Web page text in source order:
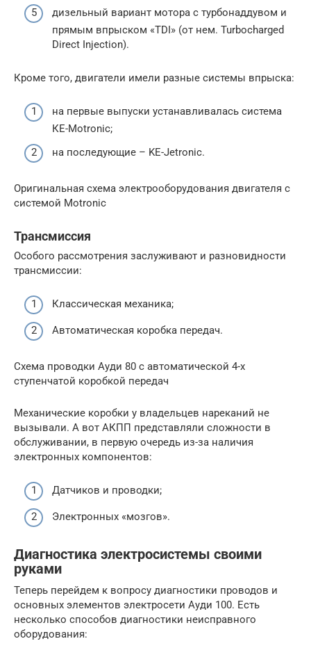
дизельный вариант мотора с турбонаддувом и
прямым впрыском «TDI» (от нем. Turbocharged
Direct Injection).
Кроме того, двигатели имели разные системы впрыска:
на первые выпуски устанавливалась система
КЕ-Motronic;
на последующие – KE-Jetronic.
Оригинальная схема электрооборудования двигателя с
системой Motronic
Трансмиссия
Особого рассмотрения заслуживают и разновидности
трансмиссии:
Классическая механика;
Автоматическая коробка передач.
Схема проводки Ауди 80 с автоматической 4-х
ступенчатой коробкой передач
Механические коробки у владельцев нареканий не
вызывали. А вот АКПП представляли сложности в
обслуживании, в первую очередь из-за наличия
электронных компонентов:
Датчиков и проводки;
Электронных «мозгов».
Диагностика электросистемы своими
руками
Теперь перейдем к вопросу диагностики проводов и
основных элементов электросети Ауди 100. Есть
несколько способов диагностики неисправного
оборудования: